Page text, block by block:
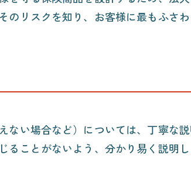
リスクを知り、お客様に最もふさわ
い場合など）については、丁寧な説
ことがないよう、分かり易く説明し